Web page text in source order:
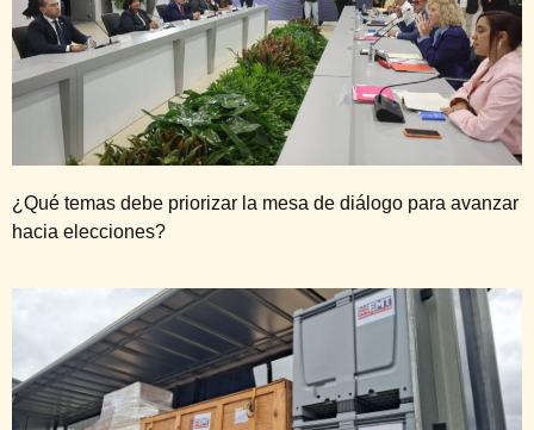
¿Qué temas debe priorizar la mesa de diálogo para avanzar
hacia elecciones?